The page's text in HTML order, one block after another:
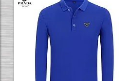
💗 ...2280
💗
...2482
...768